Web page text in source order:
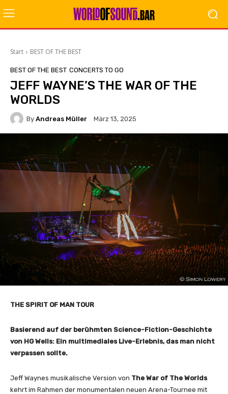
Start BEST OF THE BEST
BEST OF THE BEST CONCERTS TO GO
JEFF WAYNE’S THE WAR OF THE
WORLDS
By Andreas Müller März 13, 2025
THE SPIRIT OF MAN TOUR
Basierend auf der berühmten Science-Fiction-Geschichte
von HG Wells: Ein multimediales Live-Erlebnis, das man nicht
verpassen sollte.
Jeff Waynes musikalische Version von The War of The Worlds
kehrt im Rahmen der monumentalen neuen Arena-Tournee mit